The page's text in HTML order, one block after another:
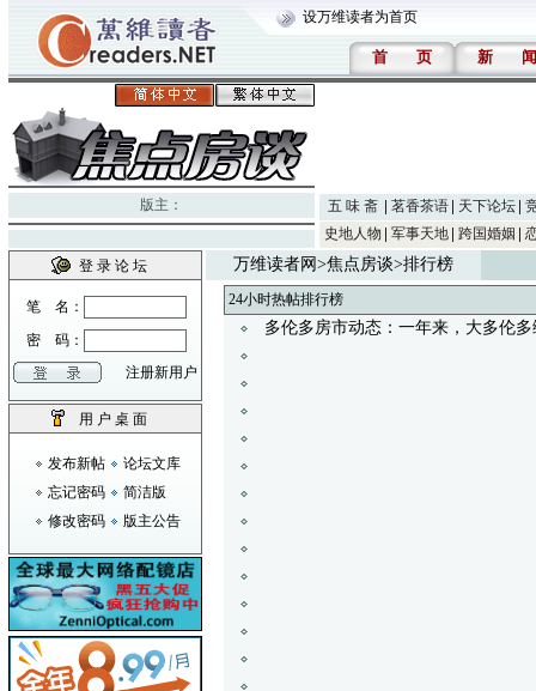
设万维读者为首页
首 页 新 闻
版主： 五 味 斋 茗香茶语 天下论坛
史地人物
军事天地 跨国婚姻
登 录 论 坛
笔 名：
密 码：
注册新用户
用 户 桌 面
发布新帖
论坛文库
忘记密码
简洁版
修改密码
版主公告
万维读者网 >焦点房谈>排行榜
24小时热帖排行榜
多伦多房市动态：一年来，大多伦